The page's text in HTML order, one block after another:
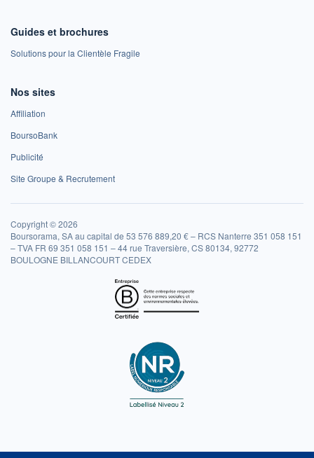
Guides et brochures
Solutions pour la Clientèle Fragile
Nos sites
Affiliation
BoursoBank
Publicité
Site Groupe & Recrutement
Copyright © 2026
Boursorama, SA au capital de 53 576 889,20 € – RCS Nanterre 351 058 151
– TVA FR 69 351 058 151 – 44 rue Traversière, CS 80134, 92772
BOULOGNE BILLANCOURT CEDEX